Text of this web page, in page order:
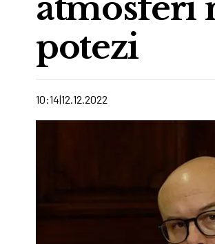
atmosferi
potezi
10:14 12.12.2022